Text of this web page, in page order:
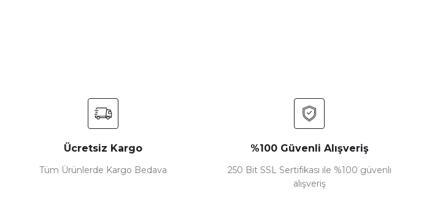
Ücretsiz Kargo
Tüm Ürünlerde Kargo Bedava
%100 Güvenli Alışveriş
250 Bit SSL Sertifikası ile %100 güvenli
alışveriş